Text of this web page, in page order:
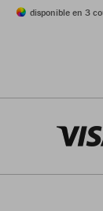
disponible en 3